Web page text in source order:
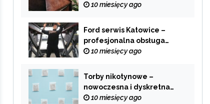
pomoc w trudnych
10 miesięcy ago
Ford serwis Katowice –
profesjonalna obsługa
Twojego samochodu
10 miesięcy ago
Torby nikotynowe –
nowoczesna i dyskretna
alternatywa dla
10 miesięcy ago